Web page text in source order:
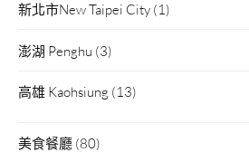
新北市New Taipei City (1)
澎湖 Penghu (3)
高雄 Kaohsiung (13)
美食餐廳 (80)